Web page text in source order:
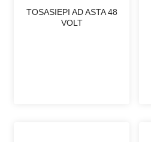
TOSASIEPI AD ASTA 48
VOLT